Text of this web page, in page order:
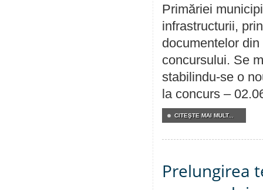
Primăriei
infrastructurii,
documentelor
concursului. Se
stabilindu-se o
la concurs –
CITEŞTE MAI MULT...
Prelungirea